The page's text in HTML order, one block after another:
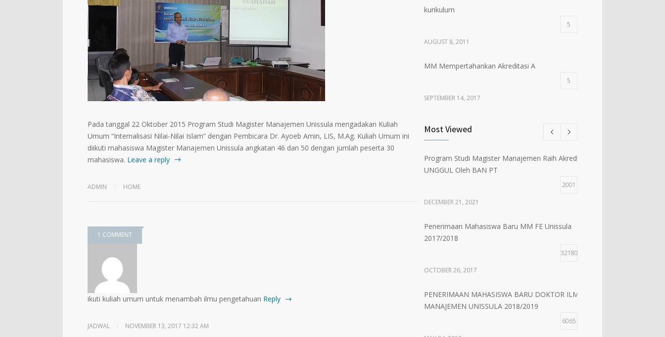
Pada tanggal 22 Oktober 2015 Program Studi Magister Manajemen Unissula mengadakan Kuliah
Umum “Internalisasi Nilai-Nilai Islam” dengan Pembicara Dr. Ayoeb Amin, LIS, M.Ag. Kuliah Umum ini
diikuti mahasiswa Magister Manajemen Unissula angkatan 46 dan 50 dengan jumlah peserta 30
mahasiswa. Leave a reply
ADMIN HOME
1 COMMENT
ikuti kuliah umum untuk menambah ilmu pengetahuan Reply
JADWAL NOVEMBER 13, 2017 12:32 AM
kurikulum
5
AUGUST 8, 2011
MM Mempertahankan Akreditasi A
5
SEPTEMBER 14, 2017
Angkatan 61
MARCH 1, 2018
PENERIMAAN MAHASISWA BARU MM UNISSULA
2018/2019
MAY 24, 2018
Most Viewed
Program Studi Magister Manajemen Raih Akreditasi
UNGGUL Oleh BAN PT
2001
DECEMBER 21, 2021
Penerimaan Mahasiswa Baru MM FE Unissula
2017/2018
32180
OCTOBER 26, 2017
PENERIMAAN MAHASISWA BARU DOKTOR ILMU
MANAJEMEN UNISSULA 2018/2019
6065